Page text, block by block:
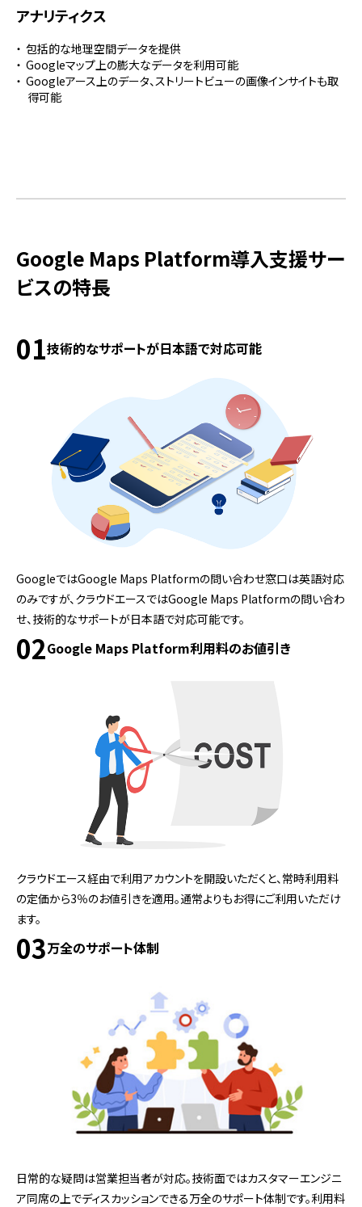
アナリティクス
包括的な地理空間データを提供
Googleマップ上の膨大なデータを利用可能
Googleアース上のデータ、ストリートビューの画像インサイトも取
得可能
Google Maps Platform導入支援サー
ビスの特長
01技術的なサポートが日本語で対応可能
GoogleではGoogle Maps Platformの問い合わせ窓口は英語対応
のみですが、クラウドエースではGoogle Maps Platformの問い合わ
せ、技術的なサポートが日本語で対応可能です。
02Google Maps Platform利用料のお値引き
クラウドエース経由で利用アカウントを開設いただくと、常時利用料
の定価から3％のお値引きを適用。通常よりもお得にご利用いただけ
ます。
03万全のサポート体制
日常的な疑問は営業担当者が対応。技術面ではカスタマーエンジニ
ア同席の上でディスカッションできる万全のサポート体制です。利用料